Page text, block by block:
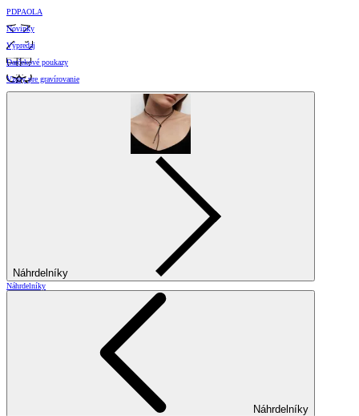
PDPAOLA
Novinky
Výpredaj
Darčekové poukazy
Vzory pre gravírovanie
Náhrdelníky
Náhrdelníky
Náhrdelníky